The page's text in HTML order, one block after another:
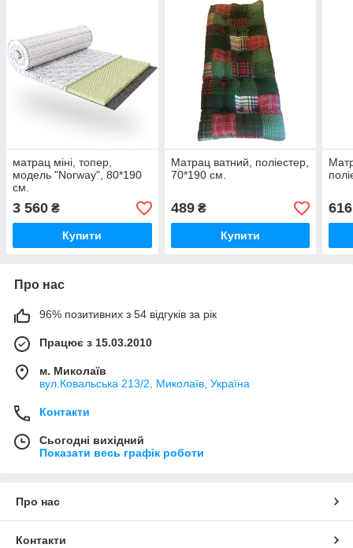
матрац міні, топер,
модель "Norway", 80*190
см.
3 560 ₴
Купити
Матрац ватний, поліестер,
70*190 см.
489₴
Купити
616
Про нас
96% позитивних з 54 відгуків за рік
Працює з 15.03.2010
м. Миколаїв
вул.Ковальська 213/2, Миколаїв, Україна
Контакти
Сьогодні вихідний
Показати весь графік роботи
Про нас
Контакти